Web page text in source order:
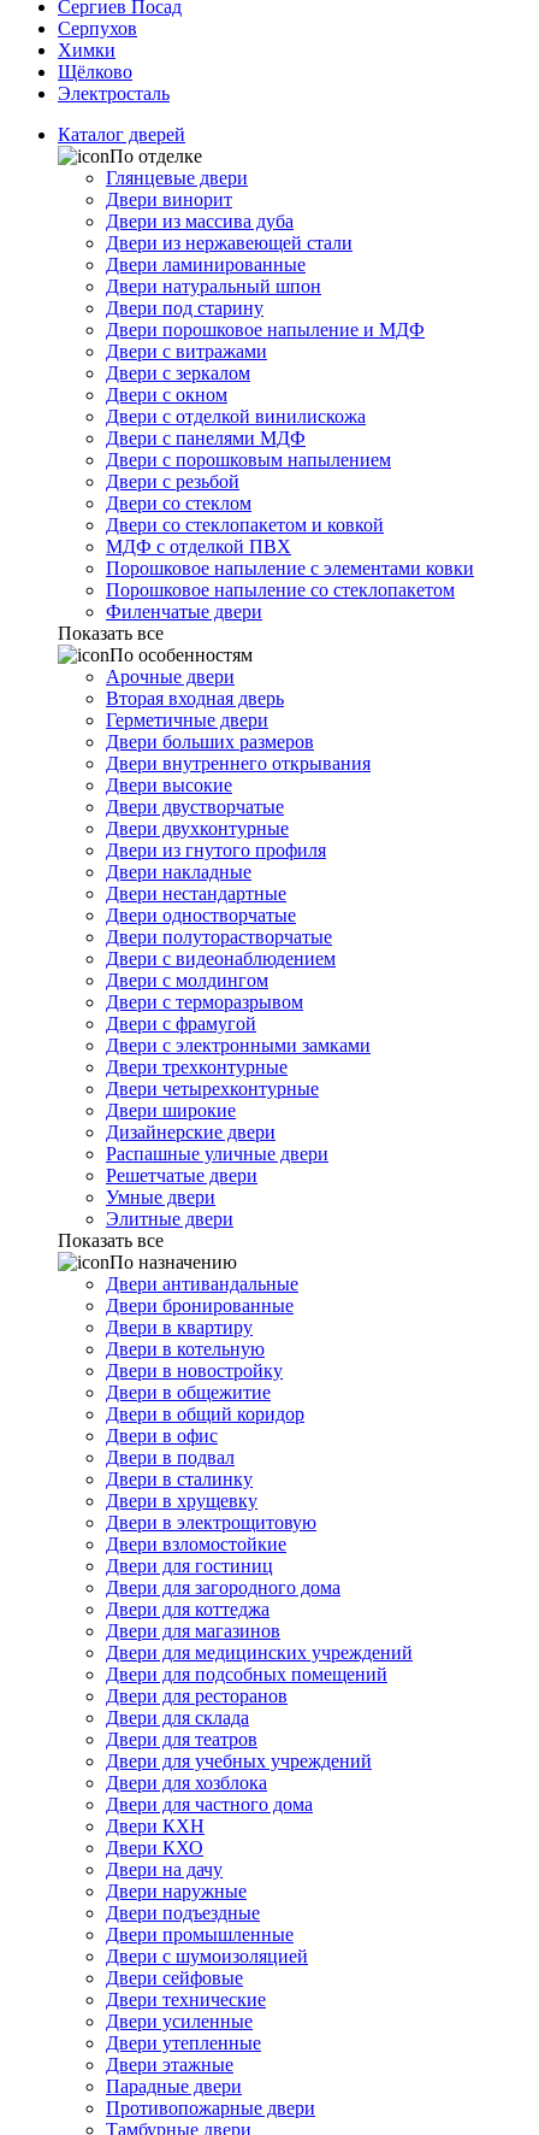
Сергиев Посад
Серпухов
Химки
Щёлково
Электросталь
Каталог дверей
По отделке
Глянцевые двери
Двери винорит
Двери из массива дуба
Двери из нержавеющей стали
Двери ламинированные
Двери натуральный шпон
Двери под старину
Двери порошковое напыление и МДФ
Двери с витражами
Двери с зеркалом
Двери с окном
Двери с отделкой винилискожа
Двери с панелями МДФ
Двери с порошковым напылением
Двери с резьбой
Двери со стеклом
Двери со стеклопакетом и ковкой
МДФ с отделкой ПВХ
Порошковое напыление с элементами ковки
Порошковое напыление со стеклопакетом
Филенчатые двери
Показать все
По особенностям
Арочные двери
Вторая входная дверь
Герметичные двери
Двери больших размеров
Двери внутреннего открывания
Двери высокие
Двери двустворчатые
Двери двухконтурные
Двери из гнутого профиля
Двери накладные
Двери нестандартные
Двери одностворчатые
Двери полуторастворчатые
Двери с видеонаблюдением
Двери с молдингом
Двери с терморазрывом
Двери с фрамугой
Двери с электронными замками
Двери трехконтурные
Двери четырехконтурные
Двери широкие
Дизайнерские двери
Распашные уличные двери
Решетчатые двери
Умные двери
Элитные двери
Показать все
По назначению
Двери антивандальные
Двери бронированные
Двери в квартиру
Двери в котельную
Двери в новостройку
Двери в общежитие
Двери в общий коридор
Двери в офис
Двери в подвал
Двери в сталинку
Двери в хрущевку
Двери в электрощитовую
Двери взломостойкие
Двери для гостиниц
Двери для загородного дома
Двери для коттеджа
Двери для магазинов
Двери для медицинских учреждений
Двери для подсобных помещений
Двери для ресторанов
Двери для склада
Двери для театров
Двери для учебных учреждений
Двери для хозблока
Двери для частного дома
Двери КХН
Двери КХО
Двери на дачу
Двери наружные
Двери подъездные
Двери промышленные
Двери с шумоизоляцией
Двери сейфовые
Двери технические
Двери усиленные
Двери утепленные
Двери этажные
Парадные двери
Противопожарные двери
Тамбурные двери